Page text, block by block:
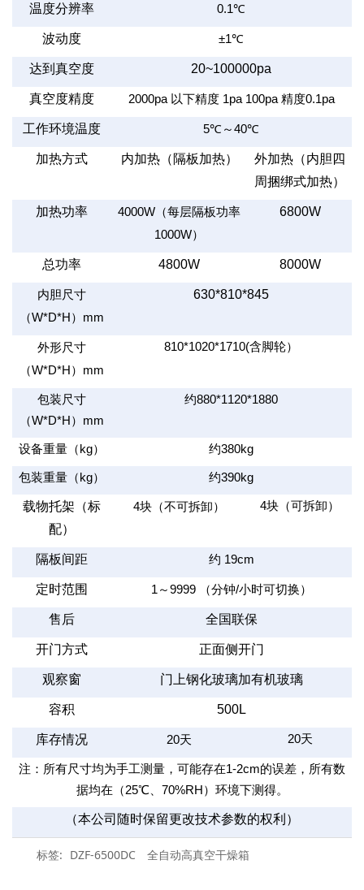
温度分辨率 0.1℃
波动度 ±1℃
达到真空度 20~100000pa
真空度精度 2000pa 以下精度1pa 100pa 精度0.1pa
工作环境温度 5℃～40℃
加热方式 内加热（隔板加热）
外加热（内胆四
周捆绑式加热）
加热功率 4000W （每层隔板功率
1000W）
6800W
总功率 4800W 8000W
内胆尺寸
（W*D*H ） mm
630*810*845
外形尺寸
（W*D*H ） mm
810*1020*1710(含脚轮）
包装尺寸
（W*D*H ） mm
约880*1120*1880
设备重量（ kg） 约380kg
包装重量（ kg） 约390kg
载物托架（标
配）
4块（不可拆卸） 4块（可拆卸）
隔板间距 约 19cm
定时范围 1 ～9999 （分钟/小时可切换）
售后 全国联保
开门方式 正面侧开门
观察窗 门上钢化玻璃加有机玻璃
容积 500L
库存情况 20天 20天
注：所有尺寸均为手工测量，可能存在1-2cm的误差，所有数
据均在（25℃、 70%RH ）环境下测得。
（本公司随时保留更改技术参数的权利）
标签: DZF-6500DC 全自动高真空干燥箱